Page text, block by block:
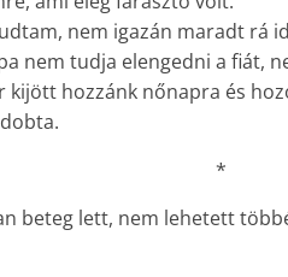
nem igazán maradt rá
nem tudja elengedni a fiát,
kijött hozzánk nőnapra és
*
beteg lett, nem lehetett